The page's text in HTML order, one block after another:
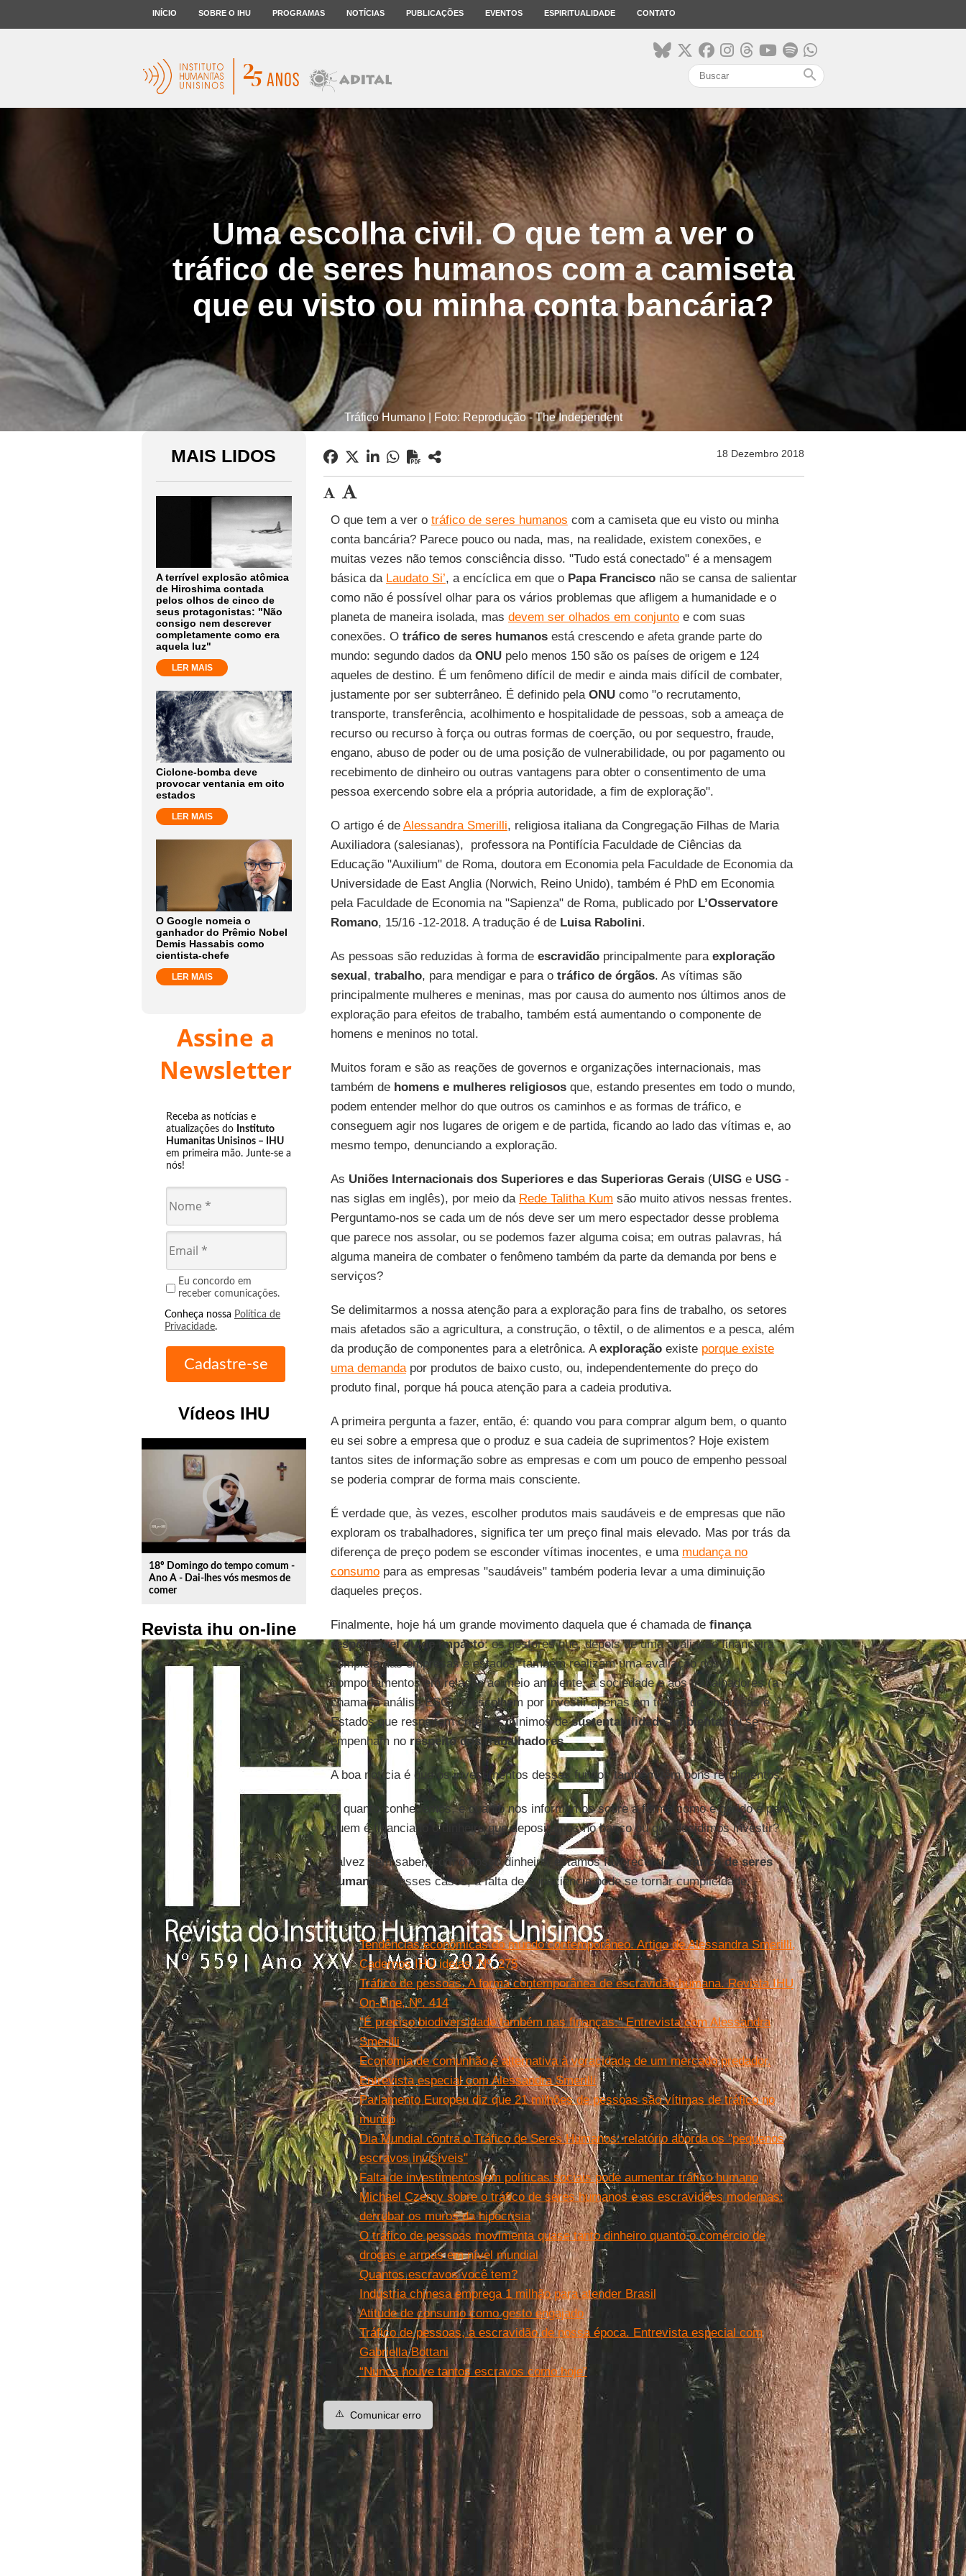
INÍCIO SOBRE O IHU PROGRAMAS NOTÍCIAS PUBLICAÇÕES EVENTOS ESPIRITUALIDADE CONTATO
search
Uma escolha civil. O que tem a ver o
tráfico de seres humanos com a camiseta
que eu visto ou minha conta bancária?
Tráfico Humano | Foto: Reprodução - The Independent
MAIS LIDOS
A terrível explosão atômica
de Hiroshima contada
pelos olhos de cinco de
seus protagonistas: "Não
consigo nem descrever
completamente como era
aquela luz"
LER MAIS
Ciclone-bomba deve
provocar ventania em oito
estados
LER MAIS
O Google nomeia o
ganhador do Prêmio Nobel
Demis Hassabis como
cientista-chefe
LER MAIS
Assine a
Newsletter
Receba as notícias e
atualizações do Instituto
Humanitas Unisinos – IHU
em primeira mão. Junte-se a
nós!
Eu concordo em
receber comunicações.
Conheça nossa Política de
Privacidade.
Vídeos IHU
play_circle_outline
18º Domingo do tempo comum -
Ano A - Dai-lhes vós mesmos de
comer
Revista ihu on-line
18 Dezembro 2018
O que tem a ver o tráfico de seres humanos com a camiseta que eu visto ou minha
conta bancária? Parece pouco ou nada, mas, na realidade, existem conexões, e
muitas vezes não temos consciência disso. "Tudo está conectado" é a mensagem
básica da Laudato Si’, a encíclica em que oPapa Francisconão se cansa de salientar
como não é possível olhar para os vários problemas que afligem a humanidade e o
planeta de maneira isolada, mas devem ser olhados em conjuntoe com suas
conexões. O tráfico de seres humanosestá crescendo e afeta grande parte do
mundo: segundo dados da ONUpelo menos 150 são os países de origem e 124
aqueles de destino. É um fenômeno difícil de medir e ainda mais difícil de combater,
justamente por ser subterrâneo. É definido pela ONUcomo "o recrutamento,
transporte, transferência, acolhimento e hospitalidade de pessoas, sob a ameaça de
recurso ou recurso à força ou outras formas de coerção, ou por sequestro, fraude,
engano, abuso de poder ou de uma posição de vulnerabilidade, ou por pagamento ou
recebimento de dinheiro ou outras vantagens para obter o consentimento de uma
pessoa exercendo sobre ela a própria autoridade, a fim de exploração".
O artigo é de Alessandra Smerilli, religiosa italiana da Congregação Filhas de Maria
Auxiliadora (salesianas), professora na Pontifícia Faculdade de Ciências da
Educação "Auxilium" de Roma, doutora em Economia pela Faculdade de Economia da
Universidade de East Anglia (Norwich, Reino Unido), também é PhD em Economia
pela Faculdade de Economia na "Sapienza" de Roma, publicado porL’Osservatore
Romano, 15/16 -12-2018. A tradução é de Luisa Rabolini.
As pessoas são reduzidas à forma de escravidãoprincipalmente para exploração
sexual, trabalho, para mendigar e para o tráfico de órgãos. As vítimas são
principalmente mulheres e meninas, mas por causa do aumento nos últimos anos de
exploração para efeitos de trabalho, também está aumentando o componente de
homens e meninos no total.
Muitos foram e são as reações de governos e organizações internacionais, mas
também de homens e mulheres religiososque, estando presentes em todo o mundo,
podem entender melhor do que outros os caminhos e as formas de tráfico, e
conseguem agir nos lugares de origem e de partida, ficando ao lado das vítimas e, ao
mesmo tempo, denunciando a exploração.
As Uniões Internacionais dos Superiores e das Superioras Gerais(UISGe USG-
nas siglas em inglês), por meio da Rede Talitha Kum são muito ativos nessas frentes.
Perguntamo-nos se cada um de nós deve ser um mero espectador desse problema
que parece nos assolar, ou se podemos fazer alguma coisa; em outras palavras, há
alguma maneira de combater o fenômeno também da parte da demanda por bens e
serviços?
Se delimitarmos a nossa atenção para a exploração para fins de trabalho, os setores
mais afetados são a agricultura, a construção, o têxtil, o de alimentos e a pesca, além
da produção de componentes para a eletrônica. Aexploraçãoexiste porque existe
uma demandapor produtos de baixo custo, ou, independentemente do preço do
produto final, porque há pouca atenção para a cadeia produtiva.
A primeira pergunta a fazer, então, é: quando vou para comprar algum bem, o quanto
eu sei sobre a empresa que o produz e sua cadeia de suprimentos? Hoje existem
tantos sites de informação sobre as empresas e com um pouco de empenho pessoal
se poderia comprar de forma mais consciente.
É verdade que, às vezes, escolher produtos mais saudáveis e de empresas que não
exploram os trabalhadores, significa ter um preço final mais elevado. Mas por trás da
diferença de preço podem se esconder vítimas inocentes, e uma mudança no
consumopara as empresas "saudáveis" também poderia levar a uma diminuição
daqueles preços.
Finalmente, hoje há um grande movimento daquela que é chamada de finança
responsável ou de impacto: os gestores que, depois de uma avaliação financeira
completa das empresas e estados, também realizam uma avaliação dos
comportamentos em relação ao meio ambiente, à sociedade e aos trabalhadores (a
chamada análise ESG), e escolhem por investir apenas em títulos de empresas e
Estados que respeitem critérios mínimos desustentabilidade ambientalou se
empenham norespeito dos trabalhadores.
A boa notícia é que os investimentos desses fundos também têm bons rendimentos.
O quanto conhecemos, e quanto nos informamos sobre a forma como é gerido e para
quem é financiado o dinheiro que depositamos no banco ou que decidimos investir?
Talvez sem saber, com o nosso dinheiro, estamos favorecendo otráfico de seres
humanos. Nesses casos, a falta de consciência pode se tornar cumplicidade.
Leia mais
Tendências econômicas do mundo contemporâneo. Artigo de Alessandra Smerilli,
Cadernos IHU ideias, Nº. 275
Tráfico de pessoas. A forma contemporânea de escravidão humana. Revista IHU
On-Line, Nº. 414
''É preciso biodiversidade também nas finanças.'' Entrevista com Alessandra
Smerilli
Economia de comunhão é alternativa à voracidade de um mercado predador.
Entrevista especial com Alessandra Smerilli
Parlamento Europeu diz que 21 milhões de pessoas são vítimas de tráfico no
mundo
Dia Mundial contra o Tráfico de Seres Humanos: relatório aborda os ''pequenos
escravos invisíveis''
Falta de investimentos em políticas sociais pode aumentar tráfico humano
Michael Czerny sobre o tráfico de seres humanos e as escravidões modernas:
derrubar os muros da hipocrisia
O tráfico de pessoas movimenta quase tanto dinheiro quanto o comércio de
drogas e armas em nível mundial
Quantos escravos você tem?
Indústria chinesa emprega 1 milhão para atender Brasil
Atitude de consumo como gesto engajado
Tráfico de pessoas, a escravidão de nossa época. Entrevista especial com
Gabriella Bottani
“Nunca houve tantos escravos como hoje”
⚠️ Comunicar erro